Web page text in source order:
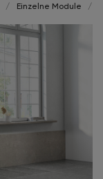
Einzelne Module